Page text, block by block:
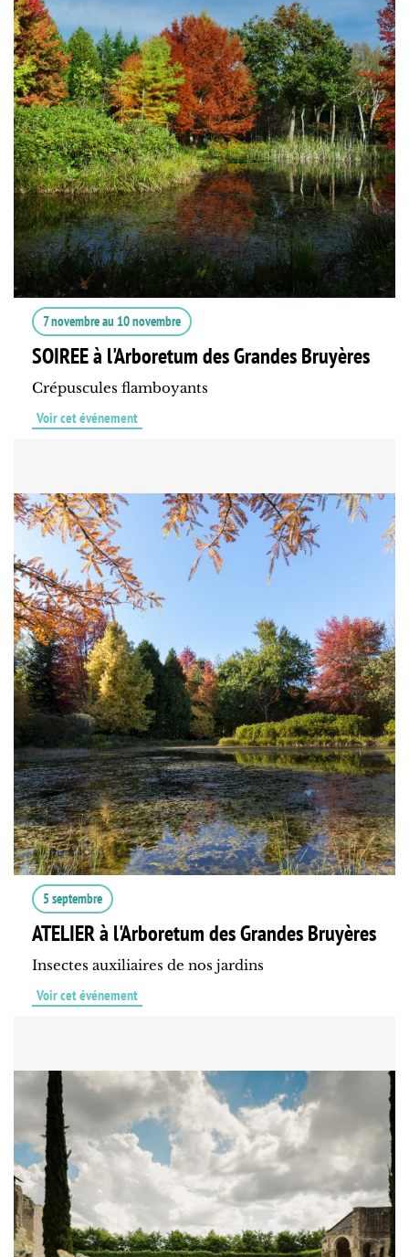
7 novembreau 10 novembre
SOIREE à l'Arboretum des Grandes Bruyères
Crépuscules flamboyants
Voir cet événement
5 septembre
ATELIER à l'Arboretum des Grandes Bruyères
Insectes auxiliaires de nos jardins
Voir cet événement